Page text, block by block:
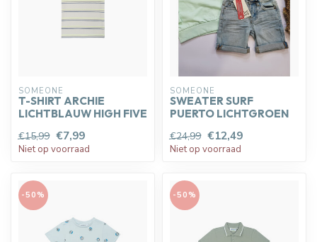
SOMEONE
T-SHIRT ARCHIE
LICHTBLAUW HIGH FIVE
€15,99 €7,99
Niet op voorraad
SOMEONE
SWEATER SURF
PUERTO LICHTGROEN
€24,99 €12,49
Niet op voorraad
-50% -50%